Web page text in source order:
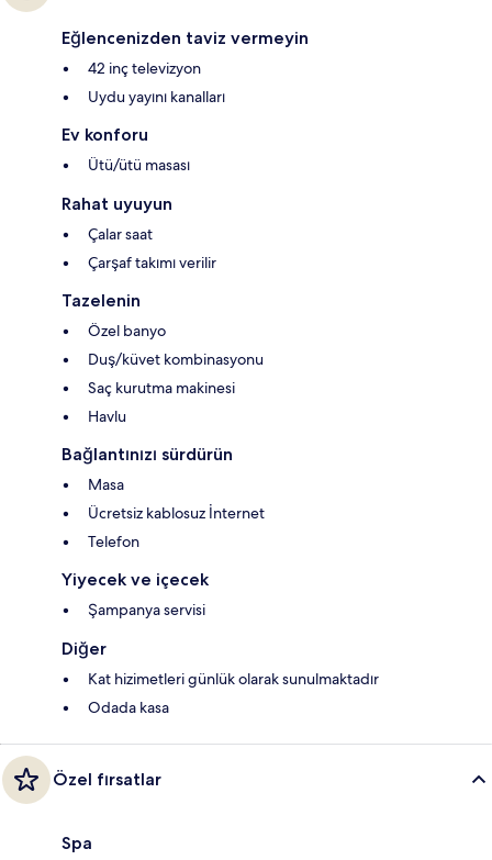
Eğlencenizden taviz vermeyin
42 inç televizyon
Uydu yayını kanalları
Ev konforu
Ütü/ütü masası
Rahat uyuyun
Çalar saat
Çarşaf takımı verilir
Tazelenin
Özel banyo
Duş/küvet kombinasyonu
Saç kurutma makinesi
Havlu
Bağlantınızı sürdürün
Masa
Ücretsiz kablosuz İnternet
Telefon
Yiyecek ve içecek
Şampanya servisi
Diğer
Kat hizimetleri günlük olarak sunulmaktadır
Odada kasa
Özel fırsatlar
Spa